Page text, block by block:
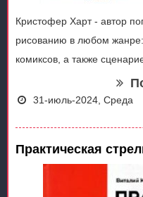
Кристофер Харт - автор
рисованию в любом
комиксов, а также
31-июль-2024, Среда
Практическая